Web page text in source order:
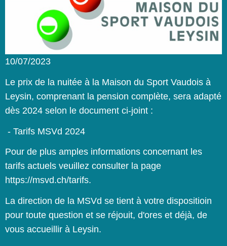
10/07/2023
Le prix de la nuitée à la Maison du Sport Vaudois à
Leysin, comprenant la pension complète, sera adapté
dès 2024 selon le document ci-joint :
- Tarifs MSVd 2024
Pour de plus amples informations concernant les
tarifs actuels veuillez consulter la page
https://msvd.ch/tarifs.
La direction de la MSVd se tient à votre dispositioin
pour toute question et se réjouit, d'ores et déjà, de
vous accueillir à Leysin.